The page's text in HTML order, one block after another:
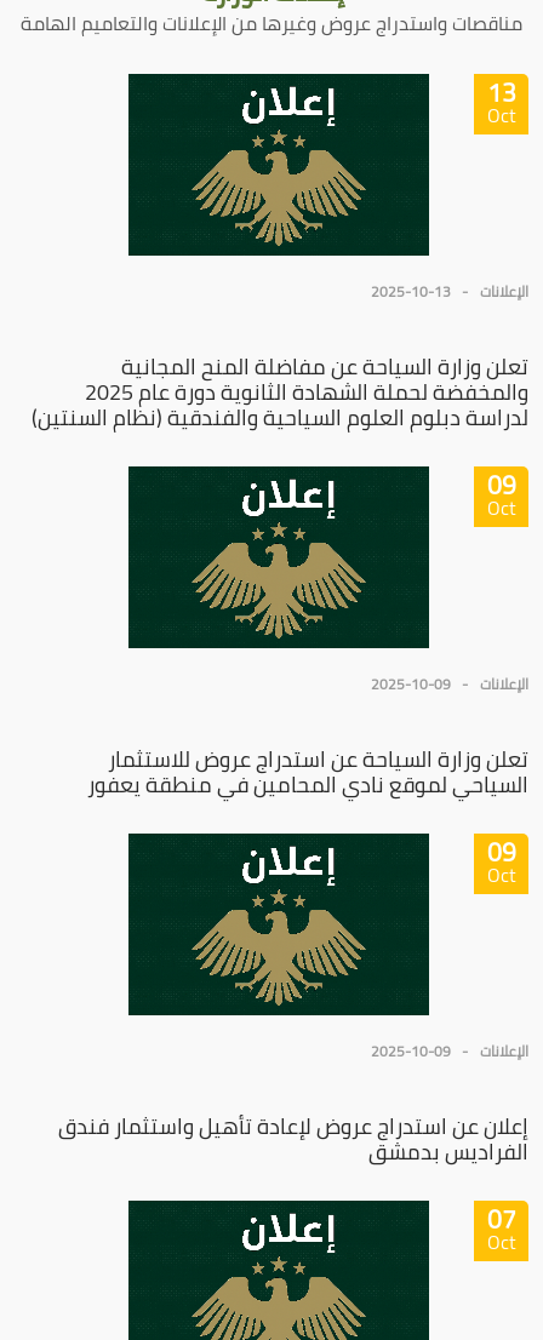
مناقصات واستدراج عروض وغيرها من الإعلانات والتعاميم الهامة
13
Oct
الإعلانات 2025-10-13
تعلن وزارة السياحة عن مفاضلة المنح المجانية
والمخفضة لحملة الشهادة الثانوية دورة عام 2025
لدراسة دبلوم العلوم السياحية والفندقية (نظام السنتين)
09
Oct
الإعلانات 2025-10-09
تعلن وزارة السياحة عن استدراج عروض للاستثمار
السياحي لموقع نادي المحامين في منطقة يعفور
09
Oct
الإعلانات 2025-10-09
إعلان عن استدراج عروض لإعادة تأهيل واستثمار فندق
الفراديس بدمشق
07
Oct